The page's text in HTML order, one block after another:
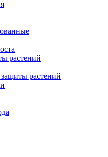
растений
защиты растений